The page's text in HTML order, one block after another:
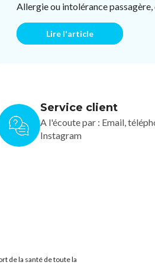
Allergie ou intolérance
Lire l'article
Service client
A l'écoute par : Email,
Instagram
de la santé de toute la